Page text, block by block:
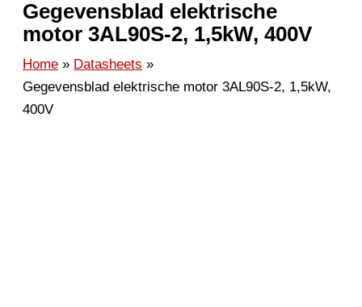
Gegevensblad elektrische
motor 3AL90S-2, 1,5kW, 400V
Home
Datasheets
Gegevensblad elektrische motor 3AL90S-2, 1,5kW,
400V